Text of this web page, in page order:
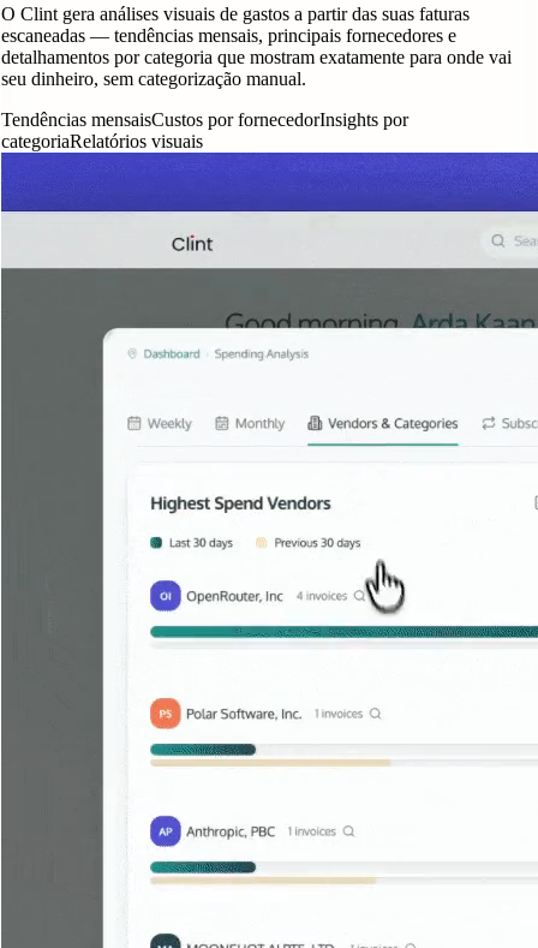
O Clint gera análises visuais de gastos a partir das suas faturas
escaneadas — tendências mensais, principais fornecedores e
detalhamentos por categoria que mostram exatamente para onde vai
seu dinheiro, sem categorização manual.
Tendências mensaisCustos por fornecedorInsights por
categoriaRelatórios visuais